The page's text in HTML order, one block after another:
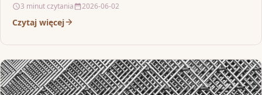
3 minut czytania 2026-06-02
Czytaj więcej